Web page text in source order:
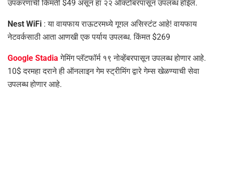
उपकरणाची किंमती $49 असून हा २२ ऑक्टोबरपासून उपलब्ध होईल.
Nest WiFi : या वायफाय राऊटरमध्ये गूगल असिस्टंट आहे! वायफाय
नेटवर्कसाठी आता आणखी एक पर्याय उपलब्ध. किंमत $269
Google Stadia गेमिंग प्लॅटफॉर्म १९ नोव्हेंबरपासून उपलब्ध होणार आहे.
10$ दरमहा दराने ही ऑनलाइन गेम स्ट्रीमिंग द्वारे गेम्स खेळण्याची सेवा
उपलब्ध होणार आहे.